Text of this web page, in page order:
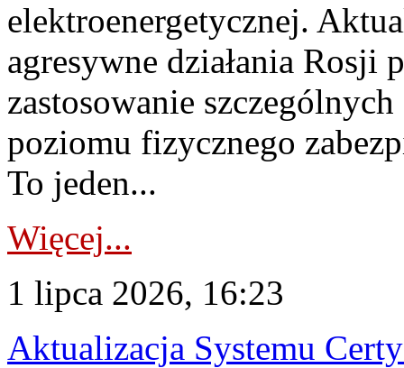
elektroenergetycznej.
agresywne działania Rosji
zastosowanie
poziomu fizycznego
To jeden...
Więcej...
1 lipca 2026, 16:23
Aktualizacja Systemu